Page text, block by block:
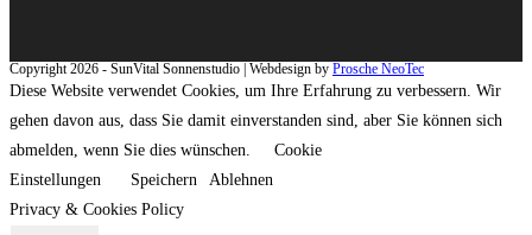
Copyright 2026 - SunVital Sonnenstudio | Webdesign by Prosche NeoTec
Diese Website verwendet Cookies, um Ihre Erfahrung zu verbessern. Wir
gehen davon aus, dass Sie damit einverstanden sind, aber Sie können sich
abmelden, wenn Sie dies wünschen.
Cookie
Einstellungen
Speichern
Ablehnen
Privacy & Cookies Policy